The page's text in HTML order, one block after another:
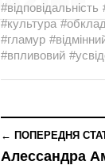
#відповідальність
#культура
#гламур
#впливовий
← ПОПЕРЕДНЯ
Алессандра